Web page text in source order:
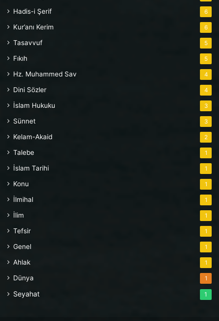
Hadis-i Şerif 6
Kur’anı Kerim 6
Tasavvuf 5
Fıkıh 5
Hz. Muhammed Sav 4
Dini Sözler 4
İslam Hukuku 3
Sünnet 3
Kelam-Akaid 2
Talebe 1
İslam Tarihi 1
Konu 1
İlmihal 1
İlim 1
Tefsir 1
Genel 1
Ahlak 1
Dünya 1
Seyahat 1